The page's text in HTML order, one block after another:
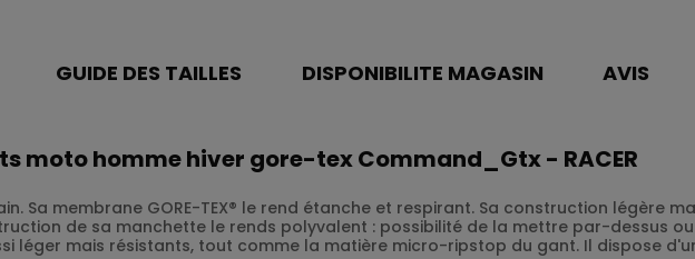
GUIDE DES TAILLES DISPONIBILITE MAGASIN AVIS
moto homme hiver gore-tex Command_Gtx - RACER
Sa membrane GORE-TEX® le rend étanche et respirant. Sa construction légère
de sa manchette le rends polyvalent : possibilité de la mettre par-dessus
léger mais résistants, tout comme la matière micro-ripstop du gant. Il dispose